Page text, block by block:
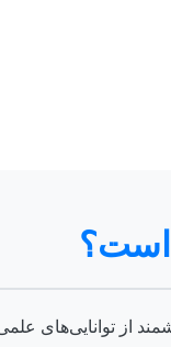
است؟
از